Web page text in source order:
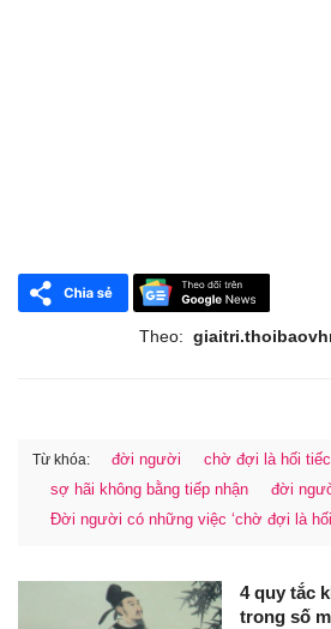
Theo:
Từ khóa: đời người
chờ đợi là hối tiếc
sợ hãi không bằng tiếp nhận
đời
Đời người có những việc ‘chờ đợi là
4 quy tắc
trong số